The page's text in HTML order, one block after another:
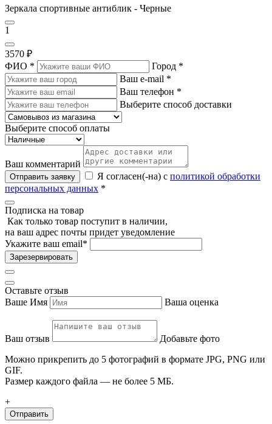
Зеркала спортивные антиблик - Черные
1
3570 ₽
ФИО * Город *
Ваш e-mail *
Ваш телефон *
Выберите способ доставки
Выберите способ оплаты
Ваш комментарий
Отправить заявку Я согласен(-на) с политикой обработки
персональных данных *
Подписка на товар
Как только товар поступит в наличии,
на ваш адрес почты придет уведомление
Укажите ваш email*
Зарезервировать
Оставьте отзыв
Ваше Имя
Ваша оценка
Ваш отзыв
Добавьте фото
Можно прикрепить до 5 фотографий в формате JPG, PNG или
GIF.
Размер каждого файла — не более 5 МБ.
+
Отправить